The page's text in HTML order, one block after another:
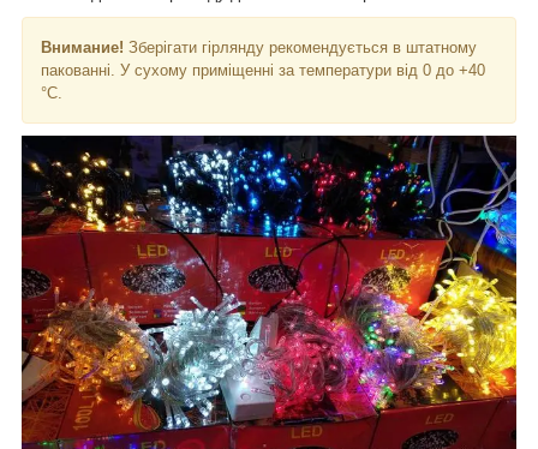
Внимание! Зберігати гірлянду рекомендується в штатному
пакованні. У сухому приміщенні за температури від 0 до +40
°C.